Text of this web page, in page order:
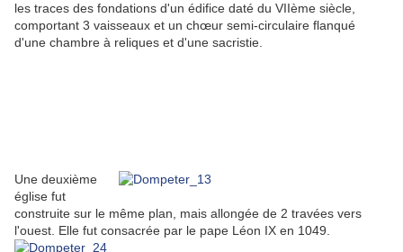
les traces des fondations d'un édifice daté du VIIème siècle,
comportant 3 vaisseaux et un chœur semi-circulaire flanqué
d'une chambre à reliques et d'une sacristie.
Une deuxième
église fut
construite sur le même plan, mais allongée de 2 travées vers
l'ouest. Elle fut consacrée par le pape Léon IX en 1049.